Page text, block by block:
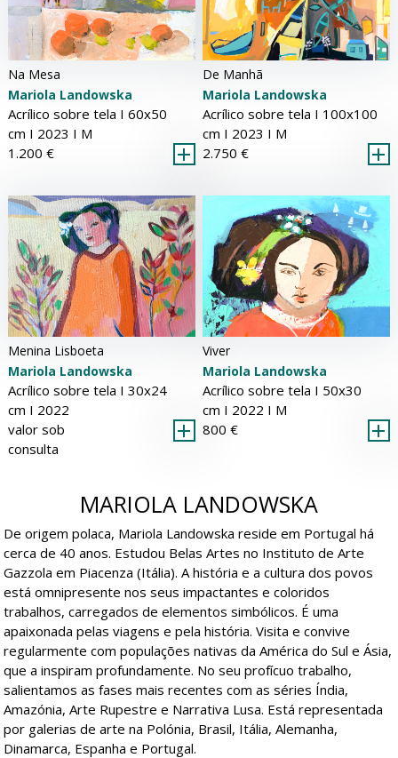
Na Mesa
Mariola Landowska
Acrílico sobre tela Ι 60x50
cm Ι 2023 Ι M
1.200 €
De Manhã
Mariola Landowska
Acrílico sobre tela Ι 100x100
cm Ι 2023 Ι M
2.750 €
Menina Lisboeta
Mariola Landowska
Acrílico sobre tela Ι 30x24
cm Ι 2022
valor sob
consulta
Viver
Mariola Landowska
Acrílico sobre tela Ι 50x30
cm Ι 2022 Ι M
800 €
MARIOLA LANDOWSKA
De origem polaca, Mariola Landowska reside em Portugal há
cerca de 40 anos. Estudou Belas Artes no Instituto de Arte
Gazzola em Piacenza (Itália). A história e a cultura dos povos
está omnipresente nos seus impactantes e coloridos
trabalhos, carregados de elementos simbólicos. É uma
apaixonada pelas viagens e pela história. Visita e convive
regularmente com populações nativas da América do Sul e Ásia,
que a inspiram profundamente. No seu profícuo trabalho,
salientamos as fases mais recentes com as séries Índia,
Amazónia, Arte Rupestre e Narrativa Lusa. Está representada
por galerias de arte na Polónia, Brasil, Itália, Alemanha,
Dinamarca, Espanha e Portugal.